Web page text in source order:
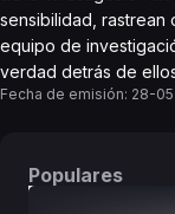
sensibilidad, rastrean
equipo de
verdad detrás de
Fecha de emisión: 28-
Populares